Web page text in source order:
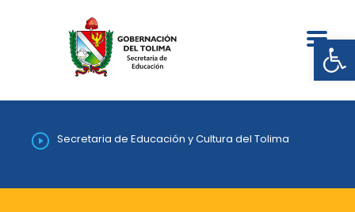
Secretaria de Educación y Cultura del Tolima